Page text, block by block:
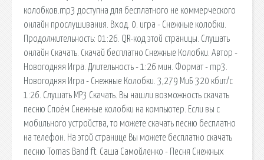
колобков.mp3 доступна для бесплатного не коммерческого
онлайн прослушивания. Вход. 0. игра - Снежные колобки.
Продолжительность: 01:26. QR-код этой страницы. Слушать
онлайн Скачать. Скачай бесплатно Снежные Колобки. Автор -
Новогодняя Игра. Длительность - 1:26 мин. Формат - mp3.
Новогодняя Игра - Снежные Колобки. 3,279 МиБ 320 кбит/c
1:26. Слушать MP3 Скачать. Вы нашли возможность скачать
песню Споём Снежные колобки на компьютер. Если вы с
мобильного устройства, то можете скачать песню бесплатно
на телефон. На этой странице Вы можете бесплатно скачать
песню Tomas Band ft. Саша Самойленко - Песня Снежных